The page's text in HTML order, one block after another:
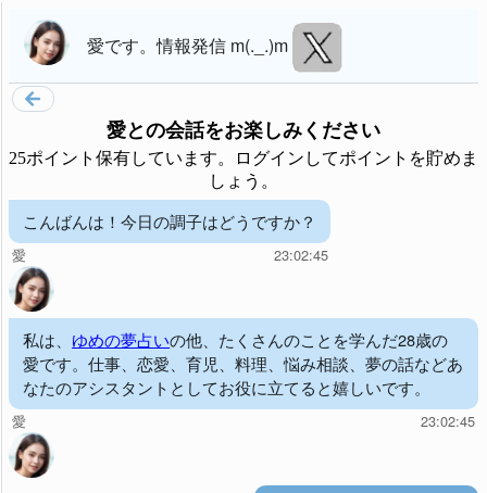
愛です。情報発信 m(._.)m
愛との会話をお楽しみください
25ポイント保有しています。ログインしてポイントを貯めま
しょう。
こんばんは！今日の調子はどうですか？
愛 23:02:45
私は、 ゆめの夢占いの他、たくさんのことを学んだ28歳の
愛です。仕事、恋愛、育児、料理、悩み相談、夢の話などあ
なたのアシスタントとしてお役に立てると嬉しいです。
愛 23:02:45